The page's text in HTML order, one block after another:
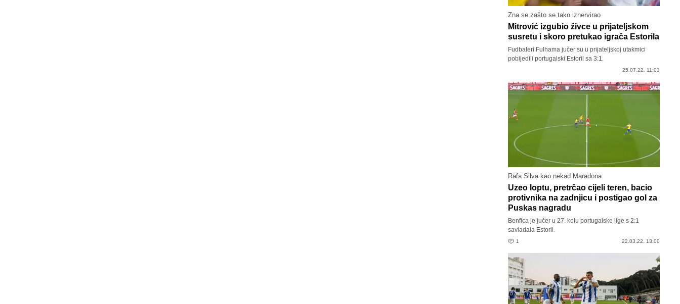
Zna se zašto se tako iznervirao
Mitrović izgubio živce u prijateljskom
susretu i skoro pretukao igrača Estorila
Fudbaleri Fulhama jučer su u prijateljskoj utakmici
pobijedili portugalski Estoril sa 3:1.
25.07.22. 11:03
Rafa Silva kao nekad Maradona
Uzeo loptu, pretrčao cijeli teren, bacio
protivnika na zadnjicu i postigao gol za
Puskas nagradu
Benfica je jučer u 27. kolu portugalske lige s 2:1
savladala Estoril.
1 22.03.22. 13:00